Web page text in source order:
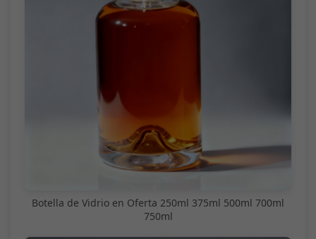
Botella de Vidrio en Oferta 250ml 375ml 500ml 700ml
750ml